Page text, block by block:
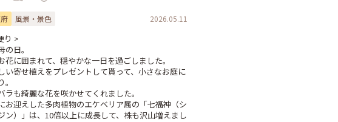
風景・景色 2026.05.11
り >
の日。
花に囲まれて、穏やかな一日を過ごしました。
い寄せ植えをプレゼントして貰って、小さなお庭に
ラも綺麗な花を咲かせてくれました。
お迎えした多肉植物のエケベリア属の「七福神（シ
ン）」は、10倍以上に成長して、株も沢山増えまし